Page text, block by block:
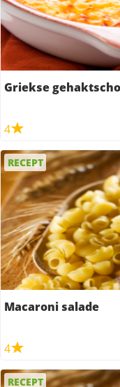
Griekse
4
RECEPT
Macaroni salade
4
RECEPT